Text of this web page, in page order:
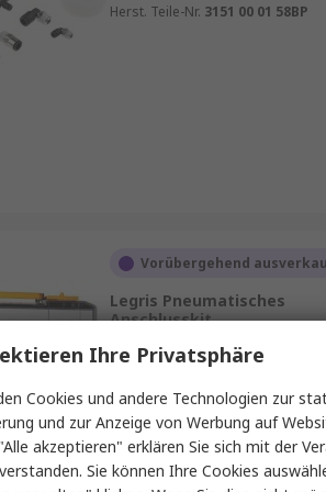
Herst. Teile-Nr. 3151 00 01 58BP
Vorübergehend
Legris Pneumatisches
Anschlusskit
RS Best.-Nr.146-7711
0950 00 00 03
Ihre Privatsphäre
Cookies und andere Technologien zur
und zur Anzeige von Werbung auf
akzeptieren" erklären Sie sich mit der
Sie können Ihre Cookies